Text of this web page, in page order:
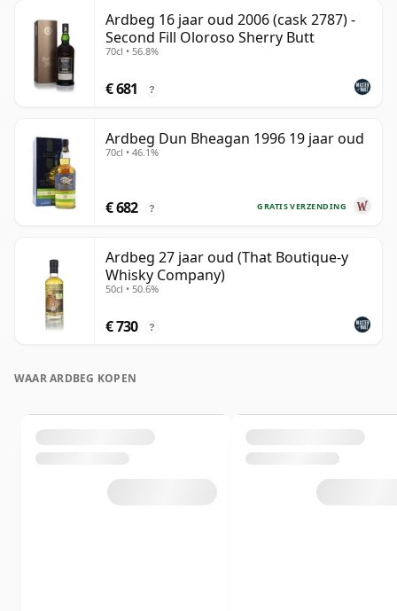
Ardbeg 16 jaar oud 2006 (cask 2787) -
Second Fill Oloroso Sherry Butt
70cl • 56.8%
€ 681 ?
Ardbeg Dun Bheagan 1996 19 jaar oud
70cl • 46.1%
GRATIS VERZENDING
€ 682 ?
Ardbeg 27 jaar oud (That Boutique-y
Whisky Company)
50cl • 50.6%
€ 730 ?
WAAR ARDBEG KOPEN